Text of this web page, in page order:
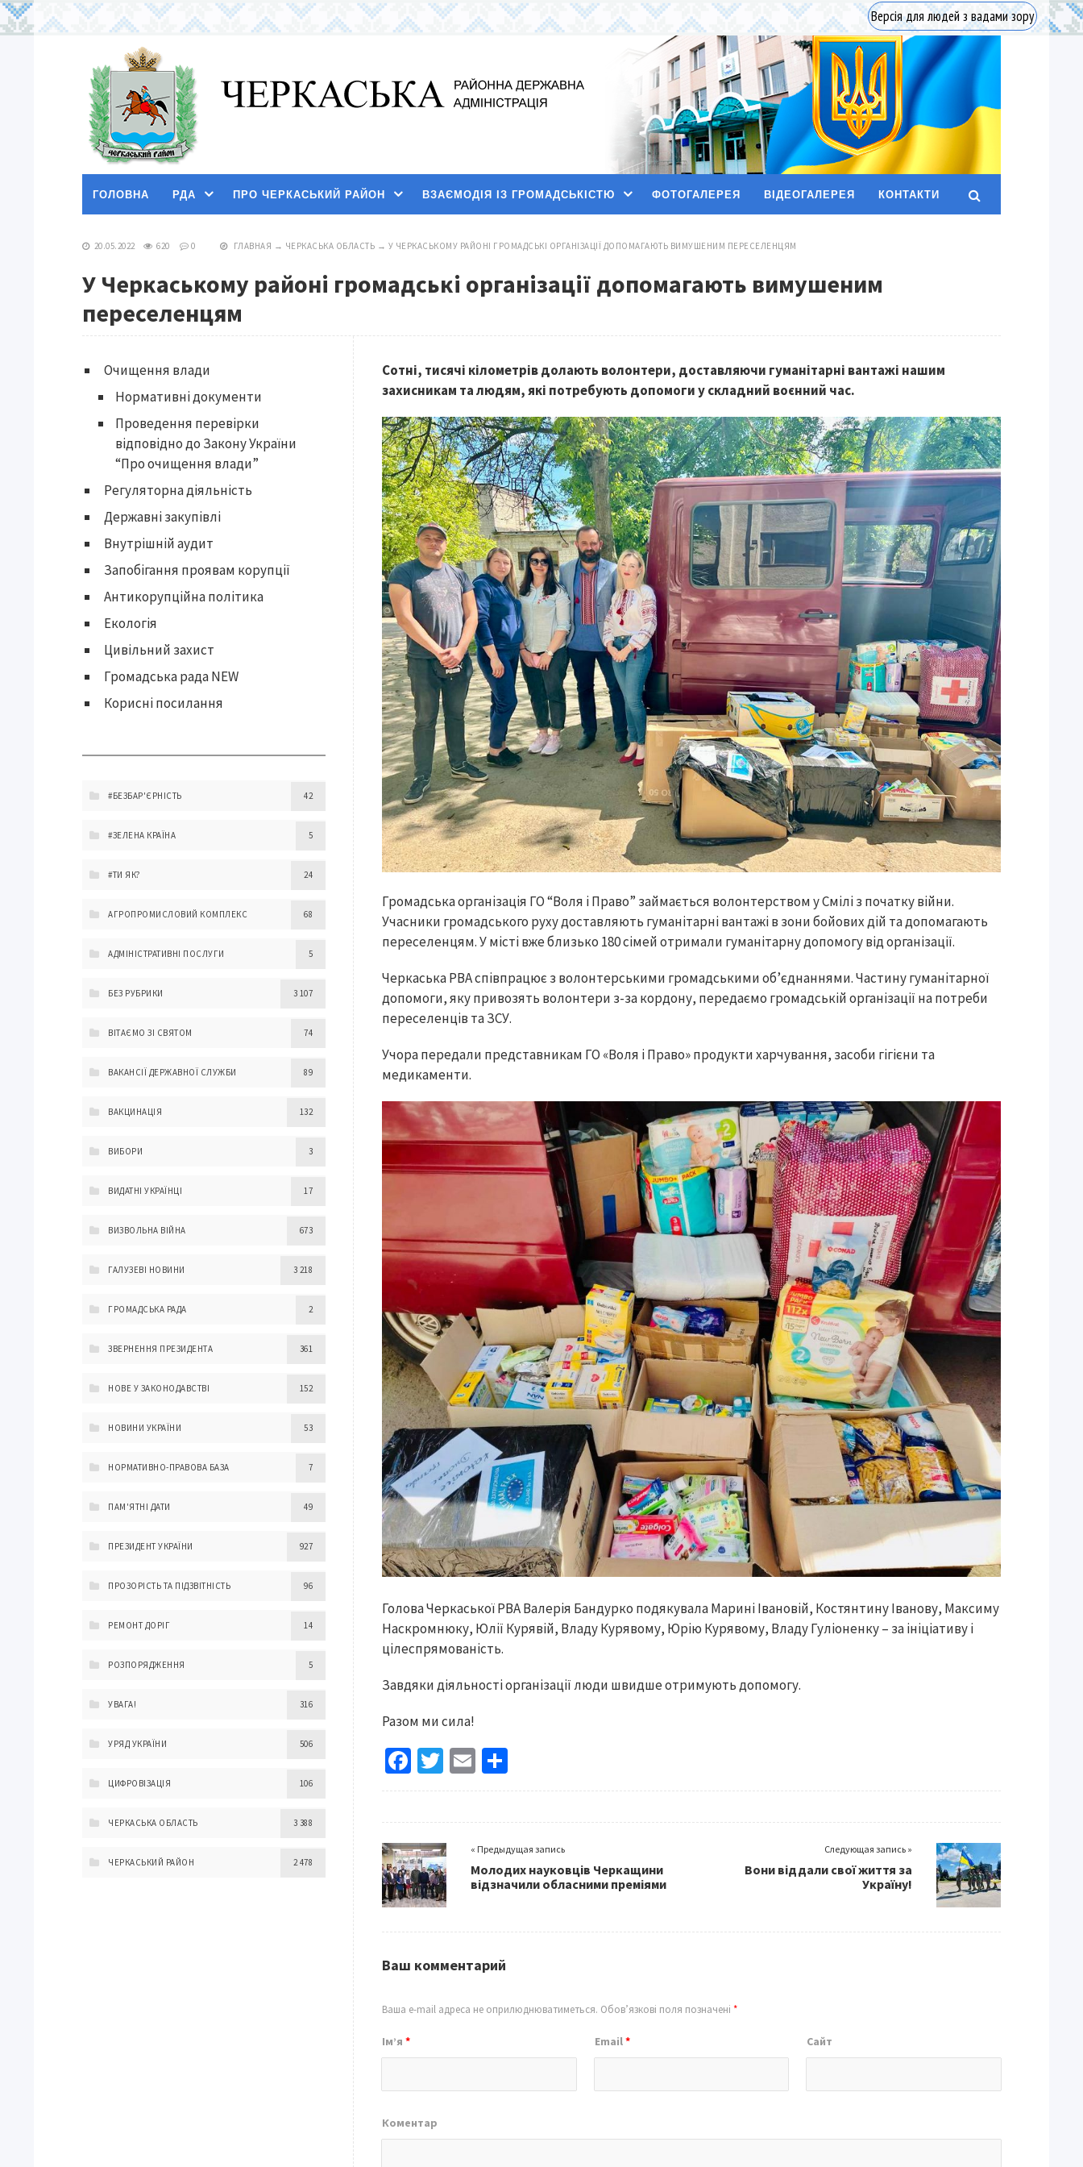
Версія для людей з вадами зору
ГОЛОВНА РДА ПРО ЧЕРКАСЬКИЙ РАЙОН ВЗАЄМОДІЯ ІЗ ГРОМАДСЬКІСТЮ ФОТОГАЛЕРЕЯ ВІДЕОГАЛЕРЕЯ КОНТАКТИ
20.05.2022 620 0 ГЛАВНАЯ → ЧЕРКАСЬКА ОБЛАСТЬ → У ЧЕРКАСЬКОМУ РАЙОНІ ГРОМАДСЬКІ ОРГАНІЗАЦІЇ ДОПОМАГАЮТЬ ВИМУШЕНИМ ПЕРЕСЕЛЕНЦЯМ
У Черкаському районі громадські організації допомагають вимушеним
переселенцям
Сотні, тисячі кілометрів долають волонтери, доставляючи гуманітарні вантажі нашим
захисникам та людям, які потребують допомоги у складний воєнний час.
Громадська організація ГО “Воля і Право” займається волонтерством у Смілі з початку війни.
Учасники громадського руху доставляють гуманітарні вантажі в зони бойових дій та допомагають
переселенцям. У місті вже близько 180 сімей отримали гуманітарну допомогу від організації.
Черкаська РВА співпрацює з волонтерськими громадськими об’єднаннями. Частину гуманітарної
допомоги, яку привозять волонтери з-за кордону, передаємо громадській організації на потреби
переселенців та ЗСУ.
Учора передали представникам ГО «Воля і Право» продукти харчування, засоби гігієни та
медикаменти.
Голова Черкаської РВА Валерія Бандурко подякувала Марині Івановій, Костянтину Іванову, Максиму
Наскромнюку, Юлії Курявій, Владу Курявому, Юрію Курявому, Владу Гуліоненку – за ініціативу і
цілеспрямованість.
Завдяки діяльності організації люди швидше отримують допомогу.
Разом ми сила!
Fa
ce
o
o
k
T
wi
er
E
m
l
h
« Предыдущая запись
Молодих науковців Черкащини
відзначили обласними преміями
Следующая запись »
Вони віддали свої життя за
Україну!
Ваш комментарий
Ваша e-mail адреса не оприлюднюватиметься. Обов’язкові поля позначені*
Ім’я* Email* Сайт
Коментар
Очищення влади
Нормативні документи
Проведення перевірки
відповідно до Закону України
“Про очищення влади”
Регуляторна діяльність
Державні закупівлі
Внутрішній аудит
Запобігання проявам корупції
Антикорупційна політика
Екологія
Цивільний захист
Громадська рада NEW
Корисні посилання
#БЕЗБАР'ЄРНІСТЬ 42
#ЗЕЛЕНА КРАЇНА 5
#ТИ ЯК? 24
АГРОПРОМИСЛОВИЙ КОМПЛЕКС 68
АДМІНІСТРАТИВНІ ПОСЛУГИ 5
БЕЗ РУБРИКИ 3 107
ВІТАЄМО ЗІ СВЯТОМ 74
ВАКАНСІЇ ДЕРЖАВНОЇ СЛУЖБИ 89
ВАКЦИНАЦІЯ 132
ВИБОРИ 3
ВИДАТНІ УКРАЇНЦІ 17
ВИЗВОЛЬНА ВІЙНА 673
ГАЛУЗЕВІ НОВИНИ 3 218
ГРОМАДСЬКА РАДА 2
ЗВЕРНЕННЯ ПРЕЗИДЕНТА 361
НОВЕ У ЗАКОНОДАВСТВІ 152
НОВИНИ УКРАЇНИ 53
НОРМАТИВНО-ПРАВОВА БАЗА 7
ПАМ'ЯТНІ ДАТИ 49
ПРЕЗИДЕНТ УКРАЇНИ 927
ПРОЗОРІСТЬ ТА ПІДЗВІТНІСТЬ 96
РЕМОНТ ДОРІГ 14
РОЗПОРЯДЖЕННЯ 5
УВАГА! 316
УРЯД УКРАЇНИ 506
ЦИФРОВІЗАЦІЯ 106
ЧЕРКАСЬКА ОБЛАСТЬ 3 388
ЧЕРКАСЬКИЙ РАЙОН 2 478